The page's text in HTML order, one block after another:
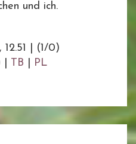
und ich.
(1/0)
| TB PL